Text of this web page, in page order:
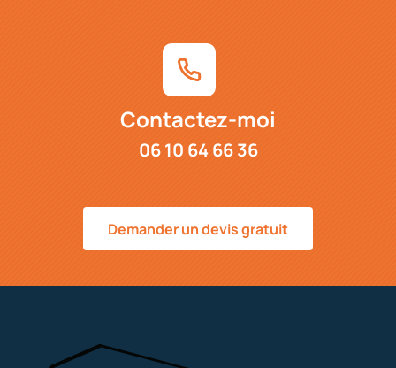
Contactez-moi
06 10 64 66 36
Demander un devis gratuit